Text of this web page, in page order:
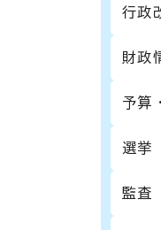
行政
財政
予算
選挙
監査